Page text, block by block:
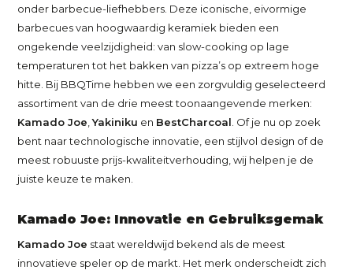
onder barbecue-liefhebbers. Deze iconische, eivormige
barbecues van hoogwaardig keramiek bieden een
ongekende veelzijdigheid: van slow-cooking op lage
temperaturen tot het bakken van pizza’s op extreem hoge
hitte. Bij BBQTime hebben we een zorgvuldig geselecteerd
assortiment van de drie meest toonaangevende merken:
Kamado Joe ,Yakiniku en BestCharcoal . Of je nu op zoek
bent naar technologische innovatie, een stijlvol design of de
meest robuuste prijs-kwaliteitverhouding, wij helpen je de
juiste keuze te maken.
Kamado Joe: Innovatie en Gebruiksgemak
Kamado Joe staat wereldwijd bekend als de meest
innovatieve speler op de markt. Het merk onderscheidt zich